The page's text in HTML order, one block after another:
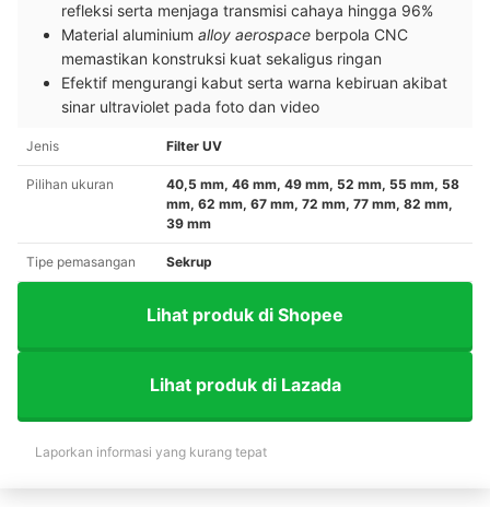
refleksi serta menjaga transmisi cahaya hingga 96%
Material aluminium alloy aerospace berpola CNC
memastikan konstruksi kuat sekaligus ringan
Efektif mengurangi kabut serta warna kebiruan akibat
sinar ultraviolet pada foto dan video
Jenis Filter UV
Pilihan ukuran
40,5 mm, 46 mm, 49 mm, 52 mm, 55 mm, 58
mm, 62 mm, 67 mm, 72 mm, 77 mm, 82 mm,
39 mm
Tipe pemasangan Sekrup
Lihat produk di Shopee
Lihat produk di Lazada
Laporkan informasi yang kurang tepat